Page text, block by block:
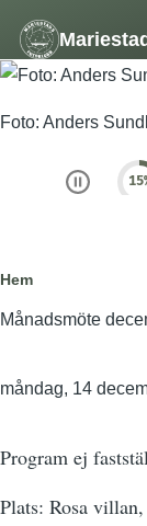
Bildspel
Slide 1 of 8
Foto: Anders
Play
Länkstig
Hem
EventTitle
Månadsmöte
Event
måndag, 14
EventDescription
Program ej
Plats: Rosa